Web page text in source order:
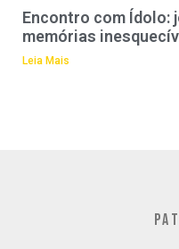
Encontro com Ídolo:
memórias
Leia Mais